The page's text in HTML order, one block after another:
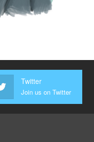
Twitter
Join us on Twitter